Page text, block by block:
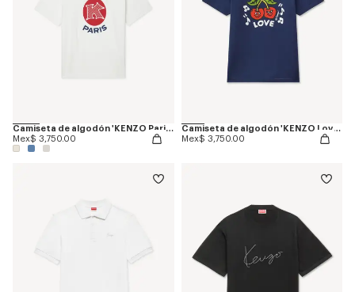
Camiseta de algodón 'KENZO Paris Emblem'
Mex$ 3,750.00
Camiseta de algodón 'KENZO Loves'
Mex$ 3,750.00